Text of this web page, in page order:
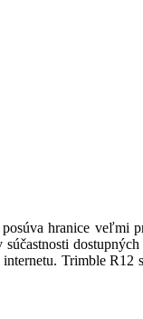
hranice veľmi
Trimble